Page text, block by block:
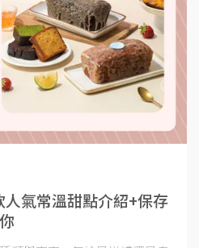
氣常溫甜點介紹+保存